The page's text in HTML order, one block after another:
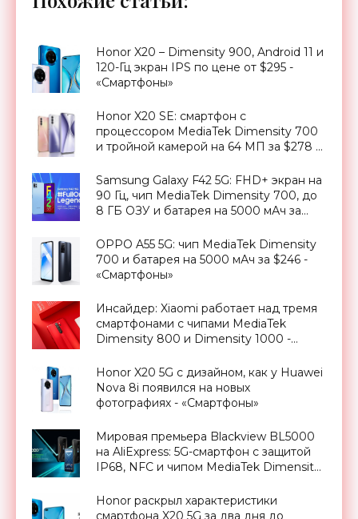
Honor X20 – Dimensity 900, Android 11 и
120-Гц экран IPS по цене от $295 -
«Смартфоны»
Honor X20 SE: смартфон с
процессором MediaTek Dimensity 700
и тройной камерой на 64 МП за $278 -
Samsung Galaxy F42 5G: FHD+ экран на
90 Гц, чип MediaTek Dimensity 700, до
8 ГБ ОЗУ и батарея на 5000 мАч за
OPPO A55 5G: чип MediaTek Dimensity
700 и батарея на 5000 мАч за $246 -
«Смартфоны»
Инсайдер: Xiaomi работает над тремя
смартфонами с чипами MediaTek
Dimensity 800 и Dimensity 1000 -
Honor X20 5G с дизайном, как у Huawei
Nova 8i появился на новых
фотографиях - «Смартфоны»
Мировая премьера Blackview BL5000
на AliExpress: 5G-смартфон с защитой
IP68, NFC и чипом MediaTek Dimensity
Honor раскрыл характеристики
смартфона X20 5G за два дня до